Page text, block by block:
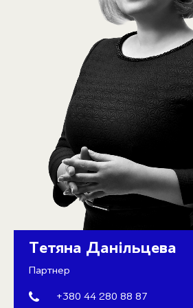
Тетяна Данільцева
Партнер
+380 44 280 88 87